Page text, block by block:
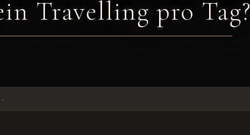
Travelling pro Tag?
Budget Filmausrüstung: Was kostet ein Dolly, ein Kran, ein Travelling pro Tag?